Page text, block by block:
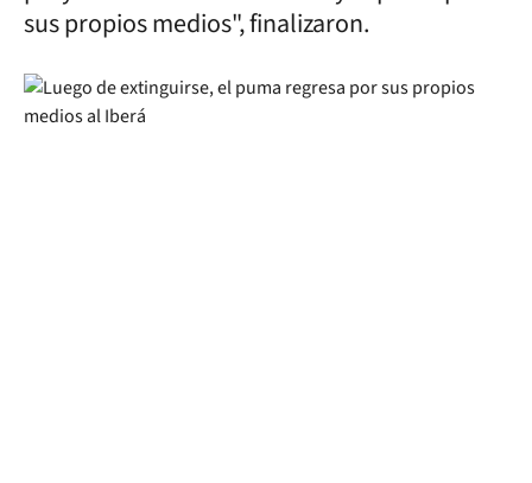
sus propios medios", finalizaron.